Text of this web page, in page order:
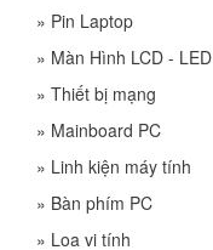
» Pin Laptop
» Màn Hình LCD - LED
» Thiết bị mạng
» Mainboard PC
» Linh kiện máy tính
» Bàn phím PC
» Loa vi tính